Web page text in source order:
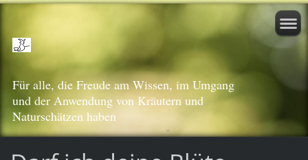
Für alle, die Freude am Wissen, im Umgang
und der Anwendung von Kräutern und
Naturschätzen haben